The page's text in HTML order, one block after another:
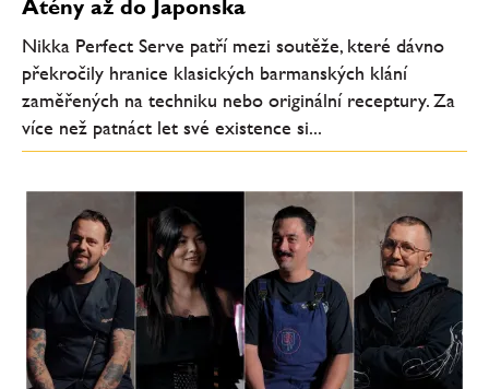
Atény až do Japonska
Nikka Perfect Serve patří mezi soutěže, které dávno
překročily hranice klasických barmanských klání
zaměřených na techniku nebo originální receptury. Za
více než patnáct let své existence si...